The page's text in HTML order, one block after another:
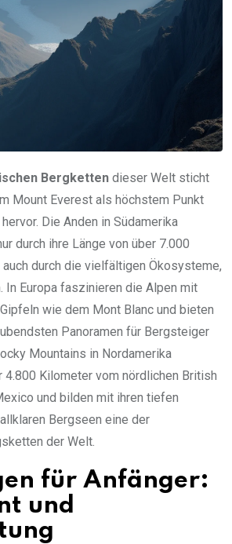
Bergketten dieser Welt sticht
Mount Everest als höchstem Punkt
Die Anden in Südamerika
durch ihre Länge von über 7.000
durch die vielfältigen Ökosysteme,
In Europa faszinieren die Alpen mit
wie dem Mont Blanc und bieten
Panoramen für Bergsteiger
Mountains in Nordamerika
Kilometer vom nördlichen British
und bilden mit ihren tiefen
Bergseen eine der
der Welt.
für Anfänger:
und